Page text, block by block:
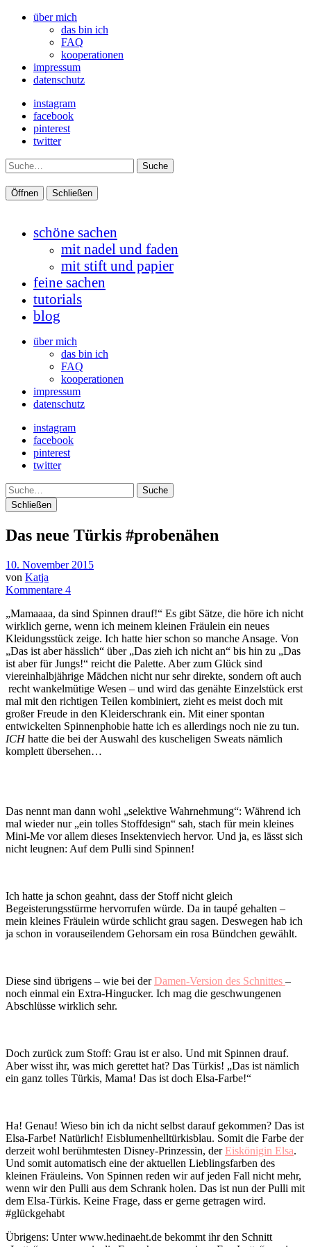
über mich
das bin ich
FAQ
kooperationen
impressum
datenschutz
instagram
facebook
pinterest
twitter
Suche
Öffnen Schließen
schöne sachen
mit nadel und faden
mit stift und papier
feine sachen
tutorials
blog
über mich
das bin ich
FAQ
kooperationen
impressum
datenschutz
instagram
facebook
pinterest
twitter
Suche
Schließen
Das neue Türkis #probenähen
10. November 2015
von Katja
Kommentare 4
„Mamaaaa, da sind Spinnen drauf!“ Es gibt Sätze, die höre ich nicht
wirklich gerne, wenn ich meinem kleinen Fräulein ein neues
Kleidungsstück zeige. Ich hatte hier schon so manche Ansage. Von
„Das ist aber hässlich“ über „Das zieh ich nicht an“ bis hin zu „Das
ist aber für Jungs!“ reicht die Palette. Aber zum Glück sind
viereinhalbjährige Mädchen nicht nur sehr direkte, sondern oft auch
recht wankelmütige Wesen – und wird das genähte Einzelstück erst
mal mit den richtigen Teilen kombiniert, zieht es meist doch mit
großer Freude in den Kleiderschrank ein. Mit einer spontan
entwickelten Spinnenphobie hatte ich es allerdings noch nie zu tun.
ICHhatte die bei der Auswahl des kuscheligen Sweats nämlich
komplett übersehen…
Das nennt man dann wohl „selektive Wahrnehmung“: Während ich
mal wieder nur „ein tolles Stoffdesign“ sah, stach für mein kleines
Mini-Me vor allem dieses Insektenviech hervor. Und ja, es lässt sich
nicht leugnen: Auf dem Pulli sind Spinnen!
Ich hatte ja schon geahnt, dass der Stoff nicht gleich
Begeisterungsstürme hervorrufen würde. Da in taupé gehalten –
mein kleines Fräulein würde schlicht grau sagen. Deswegen hab ich
ja schon in vorauseilendem Gehorsam ein rosa Bündchen gewählt.
Diese sind übrigens – wie bei derDamen-Version des Schnittes –
noch einmal ein Extra-Hingucker. Ich mag die geschwungenen
Abschlüsse wirklich sehr.
Doch zurück zum Stoff: Grau ist er also. Und mit Spinnen drauf.
Aber wisst ihr, was mich gerettet hat? Das Türkis! „Das ist nämlich
ein ganz tolles Türkis, Mama! Das ist doch Elsa-Farbe!“
Ha! Genau! Wieso bin ich da nicht selbst darauf gekommen? Das ist
Elsa-Farbe! Natürlich! Eisblumenhelltürkisblau. Somit die Farbe der
derzeit wohl berühmtesten Disney-Prinzessin, derEiskönigin Elsa.
Und somit automatisch eine der aktuellen Lieblingsfarben des
kleinen Fräuleins. Von Spinnen reden wir auf jeden Fall nicht mehr,
wenn wir den Pulli aus dem Schrank holen. Das ist nun der Pulli mit
dem Elsa-Türkis. Keine Frage, dass er gerne getragen wird.
#glückgehabt
Übrigens: Unter www.hedinaeht.de bekommt ihr den Schnitt